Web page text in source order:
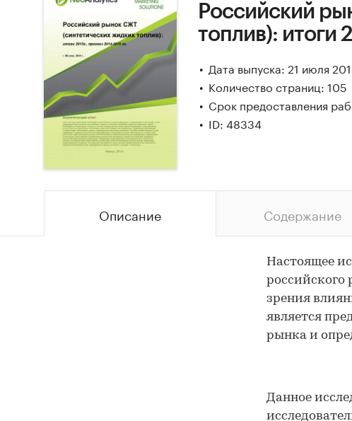
Российский
топлив): итоги
Дата выпуска: 21 июля
Количество страниц: 105
Срок предоставления
ID: 48334
Описание Содержание
Настоящее
российского
зрения
является
рынка и
Данное